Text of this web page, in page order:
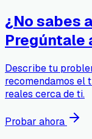
¿No sabes
Pregúntale
Describe tu
recomendamos el
reales cerca de ti.
Probar ahora